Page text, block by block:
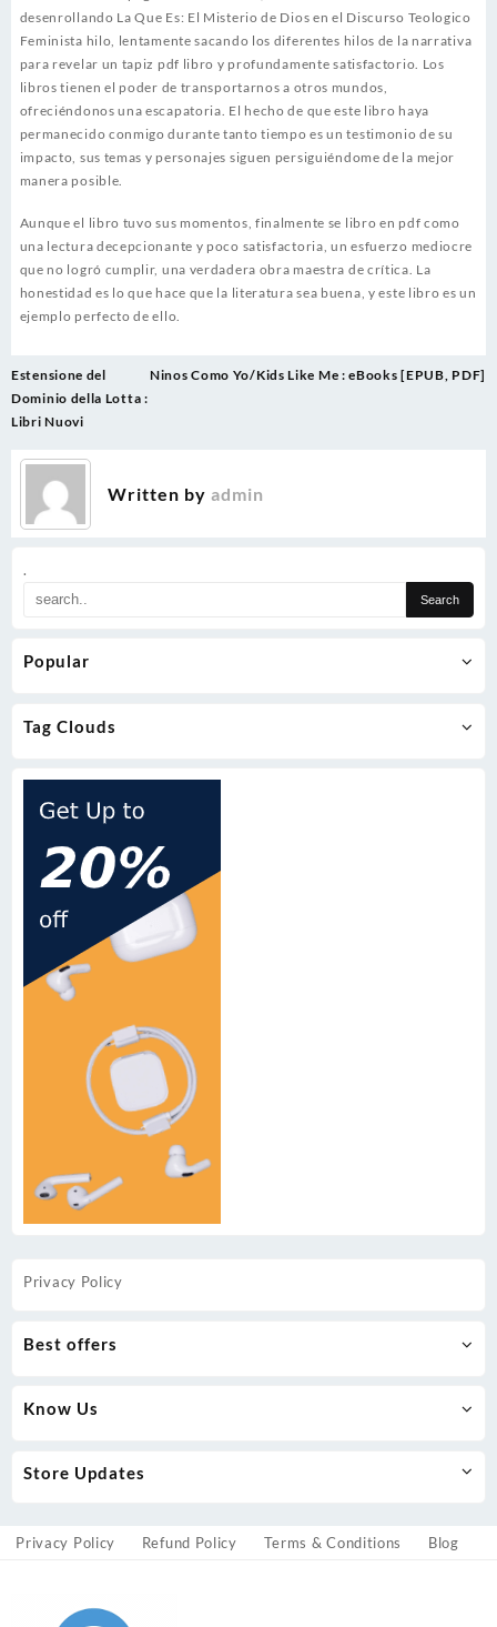
.
Popular
Tag Clouds
desenrollando La Que Es: El Misterio de Dios en el Discurso Teologico
Feminista hilo, lentamente sacando los diferentes hilos de la narrativa
para revelar un tapiz pdf libro y profundamente satisfactorio. Los
libros tienen el poder de transportarnos a otros mundos,
ofreciéndonos una escapatoria. El hecho de que este libro haya
permanecido conmigo durante tanto tiempo es un testimonio de su
impacto, sus temas y personajes siguen persiguiéndome de la mejor
manera posible.
Aunque el libro tuvo sus momentos, finalmente se libro en pdf como
una lectura decepcionante y poco satisfactoria, un esfuerzo mediocre
que no logró cumplir, una verdadera obra maestra de crítica. La
honestidad es lo que hace que la literatura sea buena, y este libro es un
ejemplo perfecto de ello.
Post
navigation
Estensione del
Dominio della Lotta :
Libri Nuovi
Ninos Como Yo/Kids Like Me : eBooks [EPUB, PDF]
Written by admin
Privacy Policy
Best offers
Know Us
Store Updates
Privacy Policy Refund Policy Terms & Conditions Blog